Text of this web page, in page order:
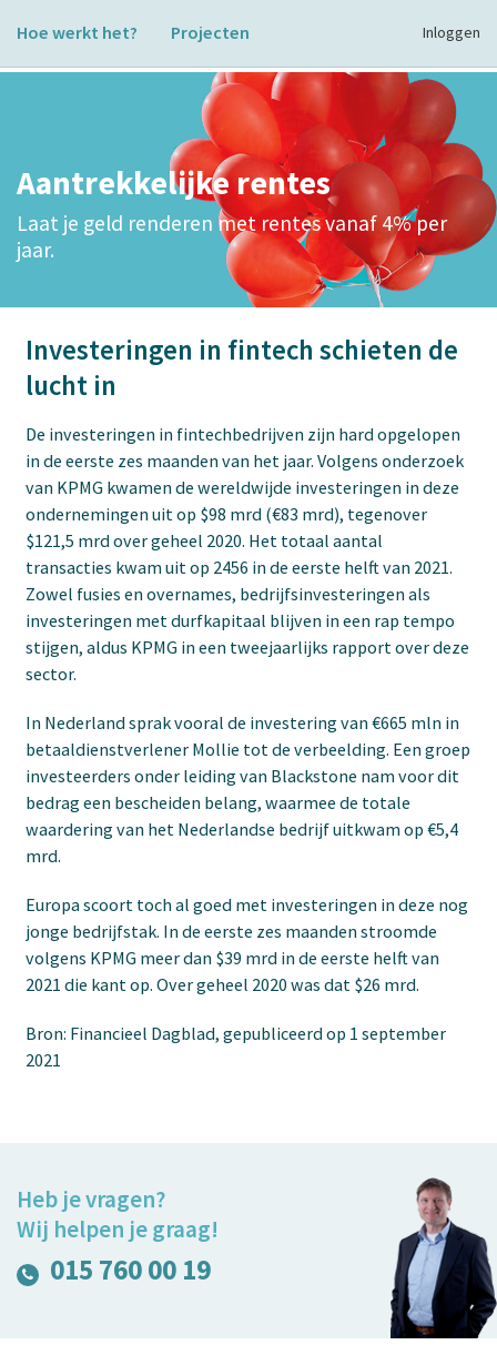
Hoe werkt het? Projecten Inloggen
Aantrekkelijke rentes
Laat je geld renderen met rentes vanaf 4% per
jaar.
Investeringen in fintech schieten de
lucht in
De investeringen in fintechbedrijven zijn hard opgelopen
in de eerste zes maanden van het jaar. Volgens onderzoek
van KPMG kwamen de wereldwijde investeringen in deze
ondernemingen uit op $98 mrd (€83 mrd), tegenover
$121,5 mrd over geheel 2020. Het totaal aantal
transacties kwam uit op 2456 in de eerste helft van 2021.
Zowel fusies en overnames, bedrijfsinvesteringen als
investeringen met durfkapitaal blijven in een rap tempo
stijgen, aldus KPMG in een tweejaarlijks rapport over deze
sector.
In Nederland sprak vooral de investering van €665 mln in
betaaldienstverlener Mollie tot de verbeelding. Een groep
investeerders onder leiding van Blackstone nam voor dit
bedrag een bescheiden belang, waarmee de totale
waardering van het Nederlandse bedrijf uitkwam op €5,4
mrd.
Europa scoort toch al goed met investeringen in deze nog
jonge bedrijfstak. In de eerste zes maanden stroomde
volgens KPMG meer dan $39 mrd in de eerste helft van
2021 die kant op. Over geheel 2020 was dat $26 mrd.
Bron: Financieel Dagblad, gepubliceerd op 1 september
2021
Heb je vragen?
Wij helpen je graag!
015 760 00 19